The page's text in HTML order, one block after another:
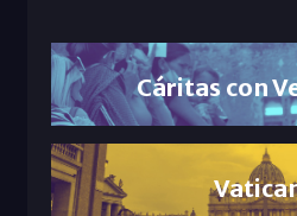
Cáritas con